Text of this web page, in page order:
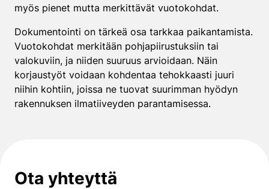
myös pienet mutta merkittävät vuotokohdat.
Dokumentointi on tärkeä osa tarkkaa paikantamista.
Vuotokohdat merkitään pohjapiirustuksiin tai
valokuviin, ja niiden suuruus arvioidaan. Näin
korjaustyöt voidaan kohdentaa tehokkaasti juuri
niihin kohtiin, joissa ne tuovat suurimman hyödyn
rakennuksen ilmatiiveyden parantamisessa.
Ota yhteyttä